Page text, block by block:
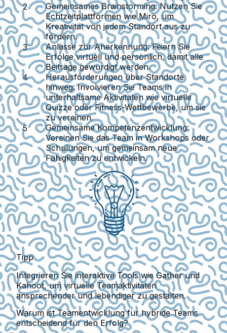
Gemeinsames Brainstorming:Nutzen Sie
Echtzeitplattformen wie Miro, um
Kreativität von jedem Standort aus zu
fördern.
Anlässe zur Anerkennung:Feiern Sie
Erfolge virtuell und persönlich, damit alle
Beiträge gewürdigt werden.
Herausforderungen über Standorte
hinweg:Involvieren Sie Teams in
unterhaltsame Aktivitäten wie virtuelle
Quizze oder Fitness-Wettbewerbe, um sie
zu vereinen.
Gemeinsame Kompetenzentwicklung:
Vereinen Sie das Team in Workshops oder
Schulungen, um gemeinsam neue
Fähigkeiten zu entwickeln.
Tipp
Integrieren Sie interaktive Tools wie Gather und
Kahoot, um virtuelle Teamaktivitäten
ansprechender und lebendiger zu gestalten.
Warum ist Teamentwicklung für hybride Teams
entscheidend für den Erfolg?